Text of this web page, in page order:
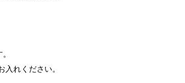
入れください。